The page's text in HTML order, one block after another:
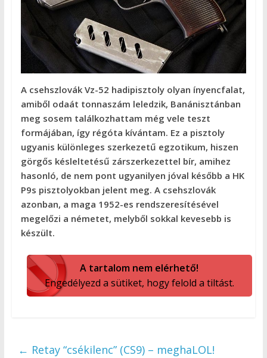
A csehszlovák Vz-52 hadipisztoly olyan ínyencfalat,
amiből odaát tonnaszám leledzik, Banánisztánban
meg sosem találkozhattam még vele teszt
formájában, így régóta kívántam. Ez a pisztoly
ugyanis különleges szerkezetű egzotikum, hiszen
görgős késleltetésű zárszerkezettel bír, amihez
hasonló, de nem pont ugyanilyen jóval később a HK
P9s pisztolyokban jelent meg. A csehszlovák
azonban, a maga 1952-es rendszeresítésével
megelőzi a németet, melyből sokkal kevesebb is
készült.
A tartalom nem elérhető!
Engedélyezd a sütiket, hogy felold a tiltást.
← Retay “csékilenc” (CS9) – meghaLOL!